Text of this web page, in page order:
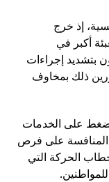
إذ خرج
أكبر في
بتشديد إجراءات
ذلك بمخاوف
على الخدمات
المنافسة على فرص
الحركة التي